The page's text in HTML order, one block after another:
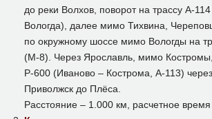
до реки Волхов, поворот на трассу А-
Вологда), далее мимо Тихвина,
по окружному шоссе мимо Вологды на
(М-8). Через Ярославль, мимо
Р-600 (Иваново – Кострома, А-113)
Приволжск до Плёса.
Расстояние – 1.000 км, расчетное время